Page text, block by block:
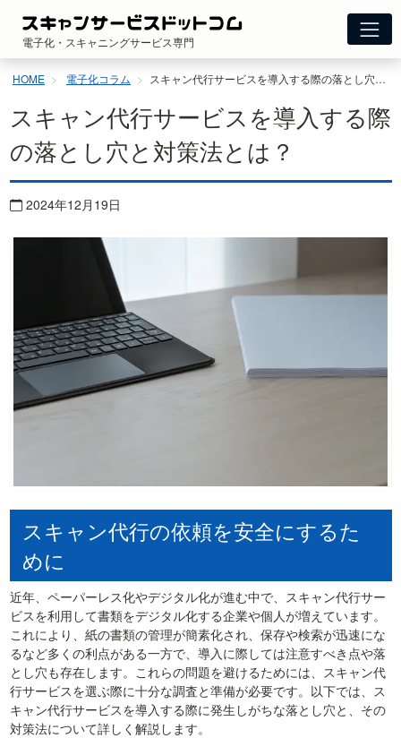
ッ
プ
電子化・スキャニングサービス専門
HOME 電子化コラム スキャン代行サービスを導入する際の落とし穴と対策法とは？
スキャン代行サービスを導入する際
の落とし穴と対策法とは？
2024年12月19日
スキャン代行の依頼を安全にするた
めに
近年、ペーパーレス化やデジタル化が進む中で、スキャン代行サー
ビスを利用して書類をデジタル化する企業や個人が増えています。
これにより、紙の書類の管理が簡素化され、保存や検索が迅速にな
るなど多くの利点がある一方で、導入に際しては注意すべき点や落
とし穴も存在します。これらの問題を避けるためには、スキャン代
行サービスを選ぶ際に十分な調査と準備が必要です。以下では、ス
キャン代行サービスを導入する際に発生しがちな落とし穴と、その
対策法について詳しく解説します。